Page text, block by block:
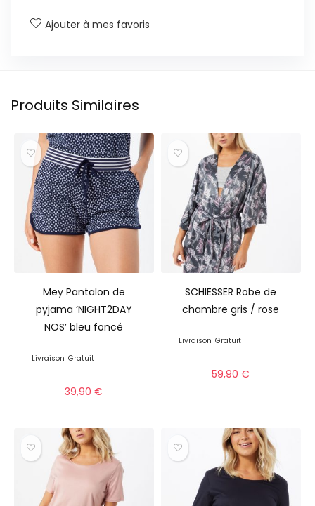
Ajouter à mes favoris
Produits Similaires
Mey Pantalon de
pyjama ‘NIGHT2DAY
NOS’ bleu foncé
Livraison Gratuit
39,90€
SCHIESSER Robe de
chambre gris / rose
Livraison Gratuit
59,90€